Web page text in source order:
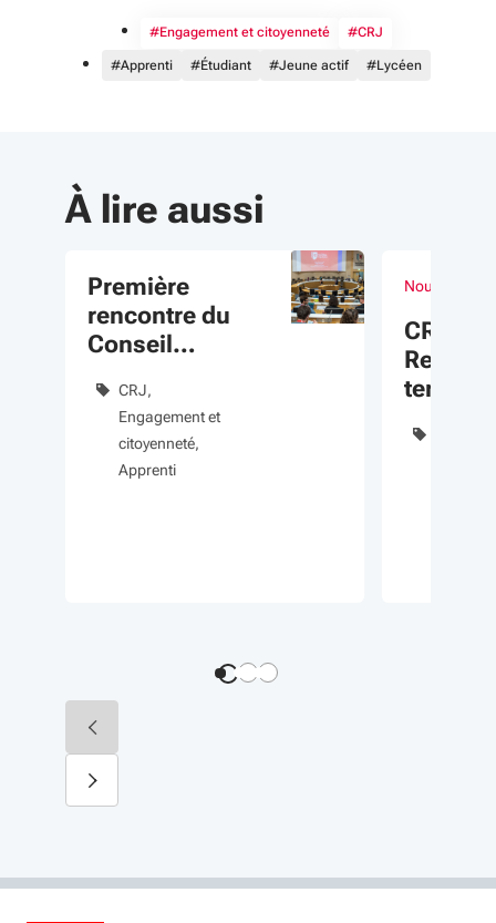
#Engagement et citoyenneté #CRJ
#Apprenti #Étudiant #Jeune actif #Lycéen
À lire aussi
Première
rencontre du
Conseil
jeunes de
Nouvelle-
Aquitaine
CRJ
Engagement et
citoyenneté
Apprenti
Nouvelle-
CRJ -
évènement
Du 15 Mar au